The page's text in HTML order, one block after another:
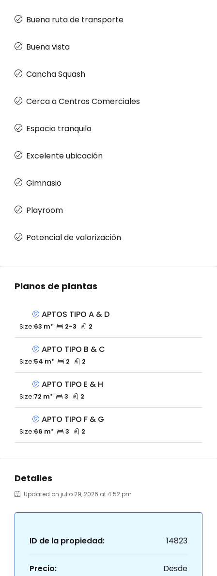
Buena ruta de transporte
Buena vista
Cancha Squash
Cerca a Centros Comerciales
Espacio tranquilo
Excelente ubicación
Gimnasio
Playroom
Potencial de valorización
Planos de plantas
APTOS TIPO A & D
Size:63 m² 2-3 2
APTO TIPO B & C
Size:54 m² 2 2
APTO TIPO E & H
Size:72 m² 3 2
APTO TIPO F & G
Size:66 m² 3 2
Detalles
Updated on julio 29, 2026 at 4:52 pm
ID de la propiedad: 14823
Precio: Desde